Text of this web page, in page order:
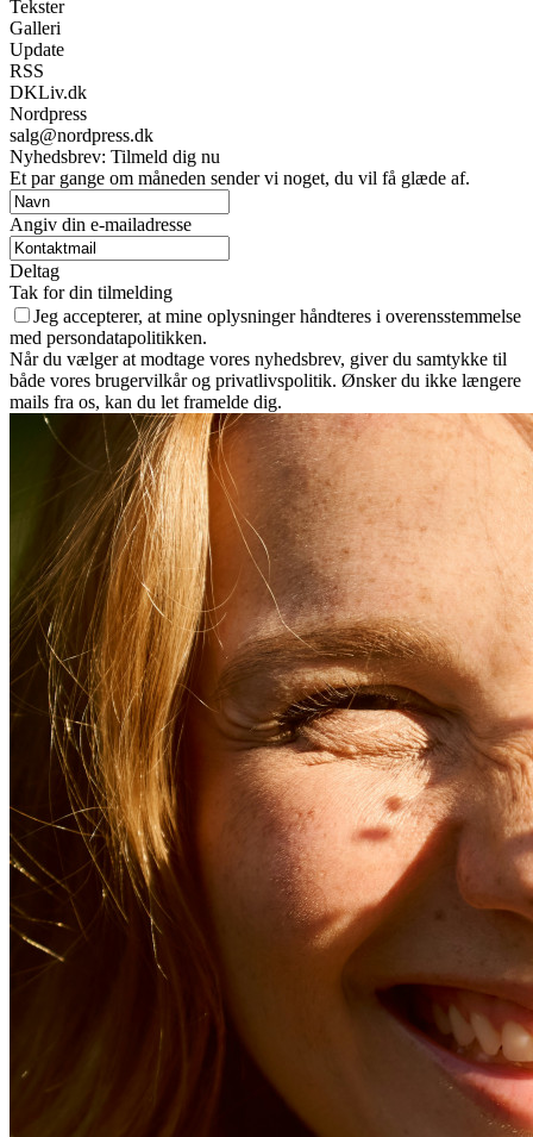
Tekster
Galleri
Update
RSS
DKLiv.dk
Nordpress
salg@nordpress.dk
Nyhedsbrev: Tilmeld dig nu
Et par gange om måneden sender vi noget, du vil få glæde af.
Angiv din e-mailadresse
Deltag
Tak for din tilmelding
Jeg accepterer, at mine oplysninger håndteres i overensstemmelse
med persondatapolitikken.
Når du vælger at modtage vores nyhedsbrev, giver du samtykke til
både vores brugervilkår og privatlivspolitik. Ønsker du ikke længere
mails fra os, kan du let framelde dig.